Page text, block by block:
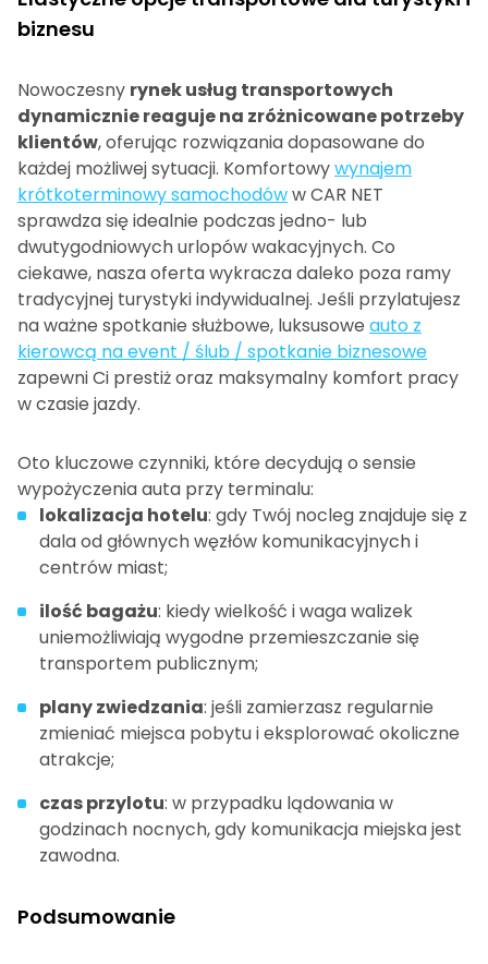
biznesu
Nowoczesny rynek usług transportowych
dynamicznie reaguje na zróżnicowane potrzeby
klientów, oferując rozwiązania dopasowane do
każdej możliwej sytuacji. Komfortowywynajem
krótkoterminowy samochodóww CAR NET
sprawdza się idealnie podczas jedno- lub
dwutygodniowych urlopów wakacyjnych. Co
ciekawe, nasza oferta wykracza daleko poza ramy
tradycyjnej turystyki indywidualnej. Jeśli przylatujesz
na ważne spotkanie służbowe, luksusowe auto z
kierowcą na event / ślub / spotkanie biznesowe
zapewni Ci prestiż oraz maksymalny komfort pracy
w czasie jazdy.
Oto kluczowe czynniki, które decydują o sensie
wypożyczenia auta przy terminalu:
lokalizacja hotelu: gdy Twój nocleg znajduje się z
dala od głównych węzłów komunikacyjnych i
centrów miast;
ilość bagażu: kiedy wielkość i waga walizek
uniemożliwiają wygodne przemieszczanie się
transportem publicznym;
plany zwiedzania: jeśli zamierzasz regularnie
zmieniać miejsca pobytu i eksplorować okoliczne
atrakcje;
czas przylotu: w przypadku lądowania w
godzinach nocnych, gdy komunikacja miejska jest
zawodna.
Podsumowanie